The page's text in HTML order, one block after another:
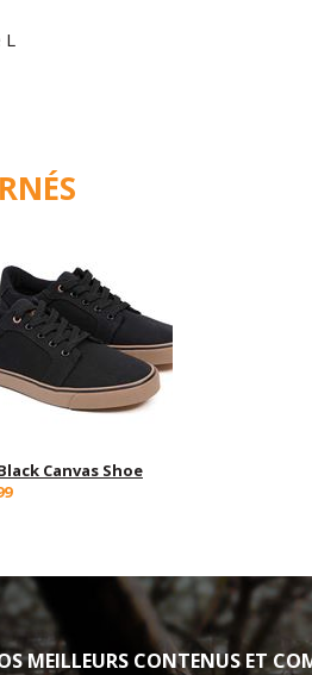
L
Canvas Shoe
MEILLEURS CONTENUS ET